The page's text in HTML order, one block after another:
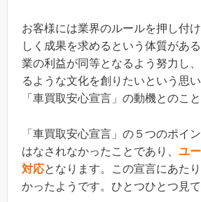
お客様には業界のルールを押し付
しく成果を求めるという体質があ
業の利益が同等となるよう努力し
るような文化を創りたいという思
「車買取安心宣言」の動機とのこと
「車買取安心宣言」の５つのポイ
はなされなかったことであり、 ユ
対応となります。この宣言にあた
かったようです。ひとつひとつ見て